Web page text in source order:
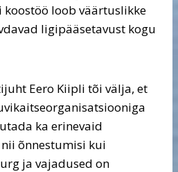
koostöö loob väärtuslikke
ligipääsetavust kogu
Eero Kiipli tõi välja, et
ka erinevaid
õnnestumisi kui
ja vajadused on